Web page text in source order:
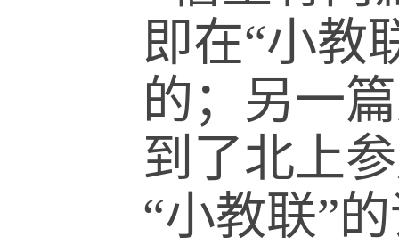
即在“小教
的；另一
到了北上
“小教联”